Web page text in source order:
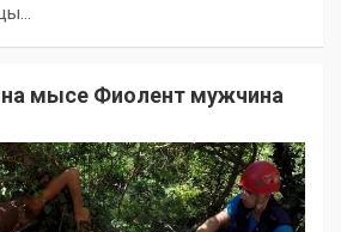
на мысе Фиолент мужчина